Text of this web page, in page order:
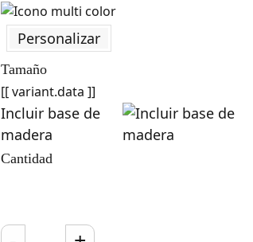
Personalizar
Tamaño
[[ variant.data ]]
Incluir base de
madera
Cantidad